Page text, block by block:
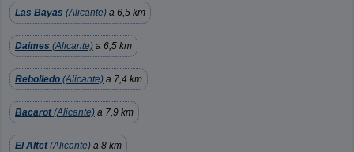
Las Bayas (Alicante) a 6,5 km
Daimes (Alicante) a 6,5 km
Rebolledo (Alicante) a 7,4 km
Bacarot(Alicante) a 7,9 km
El Altet(Alicante) a 8 km